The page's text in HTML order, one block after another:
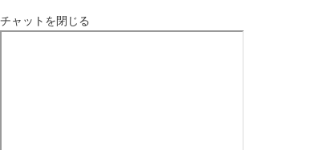
チャットを閉じる